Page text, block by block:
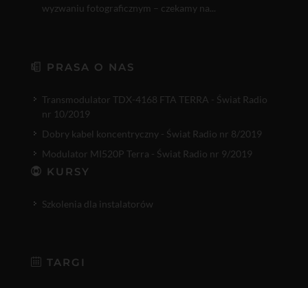
wyzwaniu fotograficznym – czekamy na...
PRASA O NAS
Transmodulator TDX-4168 FTA TERRA - Świat Radio
nr 10/2019
Dobry kabel koncentryczny - Świat Radio nr 8/2019
Modulator MI520P Terra - Świat Radio nr 9/2019
KURSY
Szkolenia dla instalatorów
TARGI